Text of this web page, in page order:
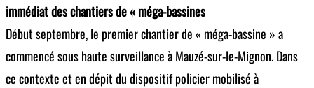
immédiat des chantiers de « méga-bassines
Début septembre, le premier chantier de « méga-bassine » a
commencé sous haute surveillance à Mauzé-sur-le-Mignon. Dans
ce contexte et en dépit du dispositif policier mobilisé à